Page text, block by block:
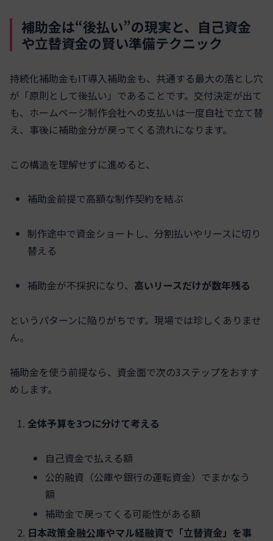
補助金は“後払い”の現実と、自己資金
や立替資金の賢い準備テクニック
持続化補助金もIT導入補助金も、共通する最大の落とし穴
が「原則として後払い」であることです。交付決定が出て
も、ホームページ制作会社への支払いは一度自社で立て替
え、事後に補助金分が戻ってくる流れになります。
この構造を理解せずに進めると、
補助金前提で高額な制作契約を結ぶ
制作途中で資金ショートし、分割払いやリースに切り
替える
補助金が不採択になり、 高いリースだけが数年残る
というパターンに陥りがちです。現場では珍しくありませ
ん。
補助金を使う前提なら、資金面で次の3ステップをおすす
めします。
全体予算を3つに分けて考える
自己資金で払える額
公的融資（公庫や銀行の運転資金）でまかなう
額
補助金で戻ってくる可能性がある額
日本政策金融公庫やマル経融資で「立替資金」を事